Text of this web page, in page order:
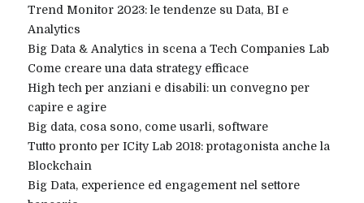
Trend Monitor 2023: le tendenze su Data, BI e
Analytics
Big Data & Analytics in scena a Tech Companies Lab
Come creare una data strategy efficace
High tech per anziani e disabili: un convegno per
capire e agire
Big data, cosa sono, come usarli, software
Tutto pronto per ICity Lab 2018: protagonista anche la
Blockchain
Big Data, experience ed engagement nel settore